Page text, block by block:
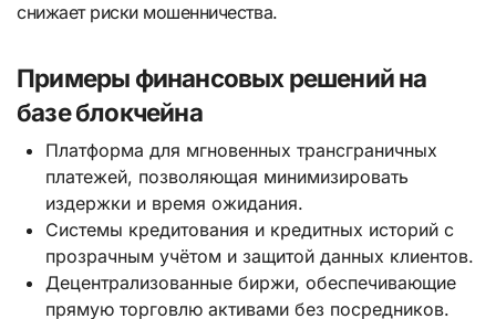
снижает риски мошенничества.
Примеры финансовых решений на
базе блокчейна
Платформа для мгновенных трансграничных
платежей, позволяющая минимизировать
издержки и время ожидания.
Системы кредитования и кредитных историй с
прозрачным учётом и защитой данных клиентов.
Децентрализованные биржи, обеспечивающие
прямую торговлю активами без посредников.